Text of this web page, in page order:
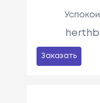
Заказать